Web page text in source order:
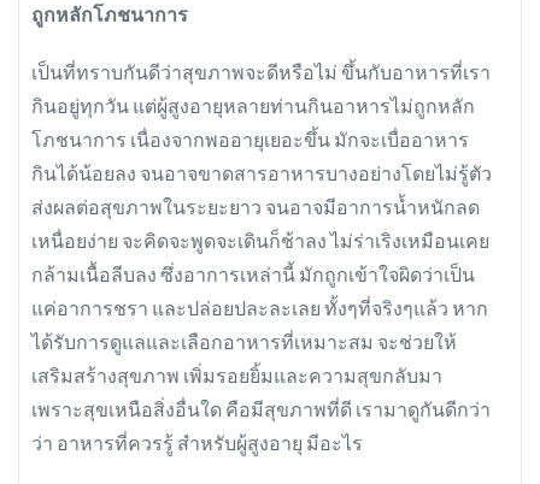
Contact
revamp
ติดต่อเรา
revamp
v2
เปลี่ยนโหมดหน้าจอ
ถูกหลักโภชนาการ
เป็นที่ทราบกันดีว่าสุขภาพจะดีหรือไม่ ขึ้นกับอาหารที่เรา
กินอยู่ทุกวัน แต่ผู้สูงอายุหลายท่านกินอาหารไม่ถูกหลัก
โภชนาการ เนื่องจากพออายุเยอะขึ้น มักจะเบื่ออาหาร
กินได้น้อยลง จนอาจขาดสารอาหารบางอย่างโดยไม่รู้ตัว
ส่งผลต่อสุขภาพในระยะยาว จนอาจมีอาการน้ำหนักลด
เหนื่อยง่าย จะคิดจะพูดจะเดินก็ช้าลง ไม่ร่าเริงเหมือนเคย
กล้ามเนื้อลีบลง ซึ่งอาการเหล่านี้ มักถูกเข้าใจผิดว่าเป็น
แค่อาการชรา และปล่อยปละละเลย ทั้งๆที่จริงๆแล้ว หาก
ได้รับการดูแลและเลือกอาหารที่เหมาะสม จะช่วยให้
เสริมสร้างสุขภาพ เพิ่มรอยยิ้มและความสุขกลับมา
เพราะสุขเหนือสิ่งอื่นใด คือมีสุขภาพที่ดี เรามาดูกันดีกว่า
ว่า อาหารที่ควรรู้ สำหรับผู้สูงอายุ มีอะไร